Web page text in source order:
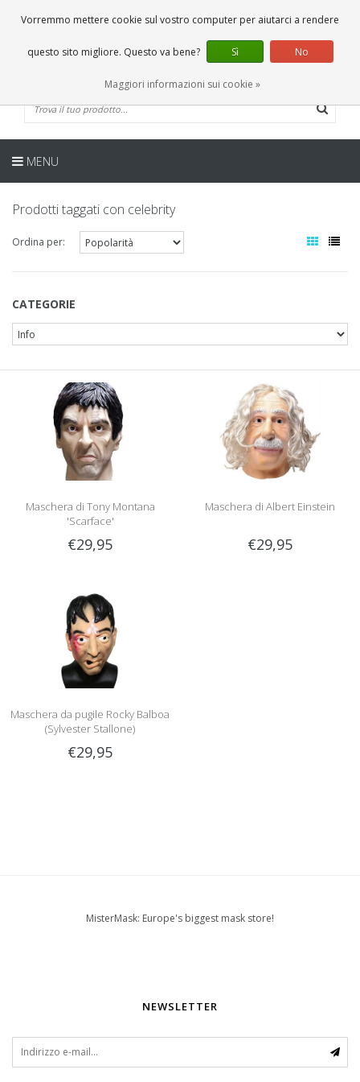
0 Articoli
IT
MENU
Prodotti taggati con celebrity
Ordina per:
CATEGORIE
Maschera di Tony Montana
'Scarface'
€29,95
Maschera di Albert Einstein
€29,95
Maschera da pugile Rocky Balboa
(Sylvester Stallone)
€29,95
MisterMask: Europe's biggest mask store!
NEWSLETTER
Vorremmo mettere cookie sul vostro computer per aiutarci a rendere
questo sito migliore. Questo va bene? Sì No
Maggiori informazioni sui cookie »